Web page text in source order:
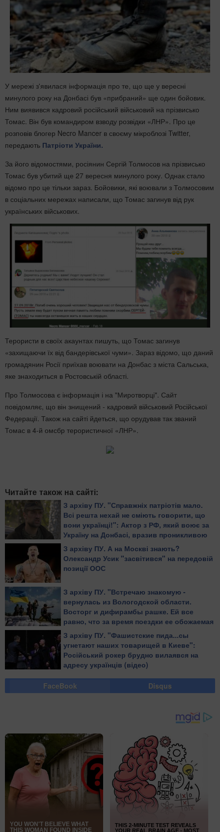
У мережі з'явилася інформація про те, що ще у вересні
минулого року на Донбасі був «прибраний» ще один бойовик.
Ним виявився кадровий російський військовий на прізвисько
Томас. Він був командиром взводу розвідки «ЛНР». Про це
розповів блогер Necro Mancer в своєму мікроблозі Twitter,
передають Патріоти України.
За його відомостями, росіянин Сергій Толмосов на прізвисько
Томас був убитий ще 27 вересня минулого року. Однак стало
відомо про це тільки зараз. Бойовики, які воювали з Толмосовим
в соціальних мережах написали, що Томас загинув від рук
українських військових.
Терористи в своїх акаунтах пишуть, що Томас загинув
«захищаючи їх від бандерівської чуми». Зараз відомо, що даний
громадянин Росії приїхав воювати на Донбас з міста Сальська,
яке знаходиться в Ростовській області.
Про Толмосова є інформація і на "Миротворці". Сайт
повідомляє, що він знищений - кадровий військовий Російської
Федерації. Також на сайті йдеться, що орудував так званий
Томас в 4-й омсбр терористичної «ЛНР».
Читайте також на сайті:
З архіву ПУ. "Справжніх патріотів мало.
Всі решта нехай не сміють говорити, що
вони українці!": Актор з РФ, який воює за
Україну на Донбасі, вразив проникливою
промовою
З архіву ПУ. А на Москві знають?
Олександр Усик "засвітився" на передовій
позиції ООС
З архіву ПУ. "Встречаю знакомую -
вернулась из Вологодской области.
Восторг и дифирамбы рашке. Ей все
равно, что за время поездки ее обожаемая
страна убила десяток ребят в той стране,
где она живет", - блогер
З архіву ПУ. "Фашистские пида...сы
угнетают наших товарищей в Киеве":
Російський рокер брудно вилаявся на
адресу українців (відео)
FaceBook Disqus